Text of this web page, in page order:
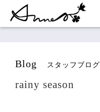
blog スタッフブログ
rainy season